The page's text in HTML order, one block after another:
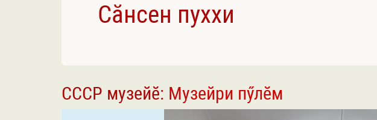
Сӑнсен пуххи
СССР музейӗ: Музейри пӳлӗм